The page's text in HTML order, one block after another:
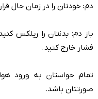
دم: خودتان را در زمان حال
باز دم: بدنتان را ریلکس
فشار خارج کنید.
تمام حواستان به ورود
صورتتان باشد.